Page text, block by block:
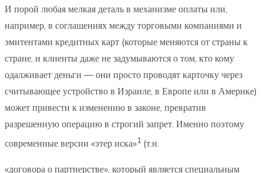
И порой любая мелкая деталь в механизме оплаты или,
например, в соглашениях между торговыми компаниями и
эмитентами кредитных карт (которые меняются от страны к
стране, и клиенты даже не задумываются о том, кто кому
одалживает деньги — они просто проводят карточку через
считывающее устройство в Израиле, в Европе или в Америке)
может привести к изменению в законе, превратив
разрешенную операцию в строгий запрет. Именно поэтому
современные версии «этер иска»1 (т.н.
«договора о партнерстве», который является специальным